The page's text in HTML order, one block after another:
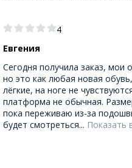
4
Евгения
Сегодня получила заказ, мои
но это как любая новая
лёгкие, на ноге не
платформа не обычная.
пока переживаю из-за
будет смотреться... Показать